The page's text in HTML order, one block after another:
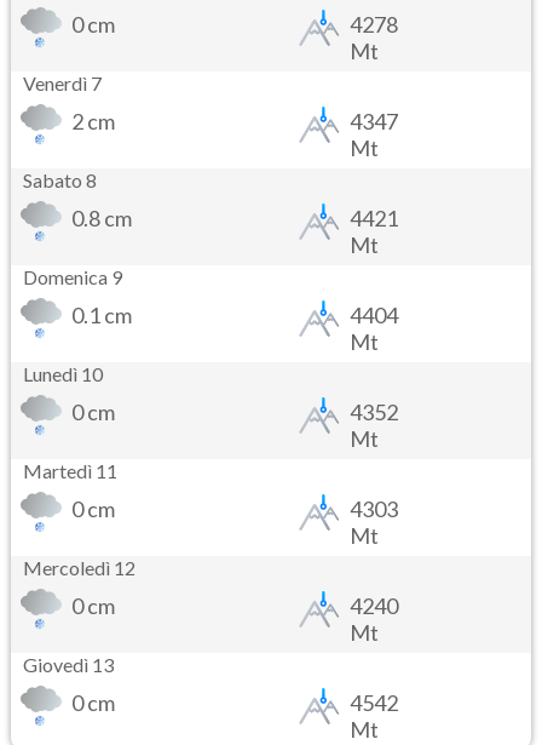
0 cm
4278
Mt
Venerdì 7
2 cm
4347
Mt
Sabato 8
0.8 cm
4421
Mt
Domenica 9
0.1 cm
4404
Mt
Lunedì 10
0 cm
4352
Mt
Martedì 11
0 cm
4303
Mt
Mercoledì 12
0 cm
4240
Mt
Giovedì 13
0 cm
4542
Mt